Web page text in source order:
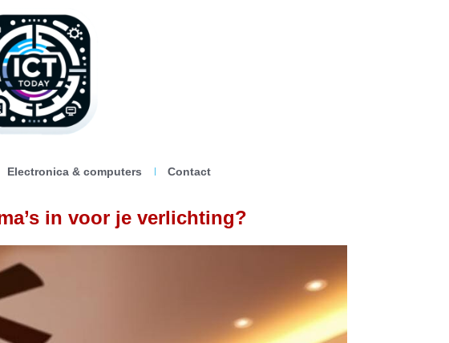
Electronica & computers Contact
in voor je verlichting?